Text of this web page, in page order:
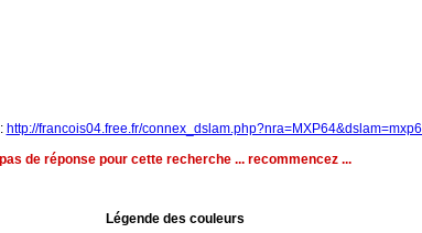
http://francois04.free.fr/
pas de réponse pour cette recherche ... recommencez ...
Légende des couleurs